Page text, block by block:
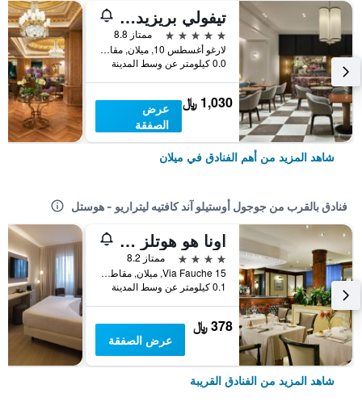
تيفولي بريزيدنت ميلانو هوتل
5 نجوم
ممتاز 8.8
لارغو أغسطس 10, ميلان, مقاطعة ميلانو, إيطاليا
0.0 كيلومتر عن وسط المدينة
1,030 ﷼
عرض
الصفقة
شاهد المزيد من أهم الفنادق في ميلان
فنادق بالقرب من جوجول أوستيلو آند كافتيه ليتراريو - هوستل
اونا هو هوتلز سكاندينافيا ميلانو
4 نجوم
ممتاز 8.2
Via Fauche 15, ميلان, مقاطعة ميلانو, إيطاليا
0.1 كيلومتر عن وسط المدينة
378 ﷼
عرض الصفقة
شاهد المزيد من الفنادق القريبة